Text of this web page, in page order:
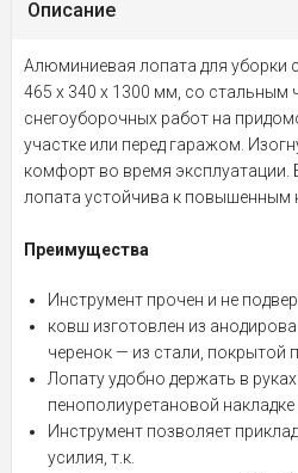
Описание
Алюминиевая лопата для уборки
465 х 340 х 1300 мм, со стальным
снегоуборочных работ на
участке или перед гаражом.
комфорт во время эксплуатации.
лопата устойчива к повышенным
Преимущества
Инструмент прочен и не
ковш изготовлен из
черенок — из стали,
Лопату удобно держать в
пенополиуретановой накладке
Инструмент позволяет
усилия, т.к.